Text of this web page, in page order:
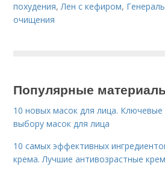
похудения,Лен с кефиром,
очищения
Популярные
10 новых масок для лица.
выбору масок для лица
10 самых эффективных
крема. Лучшие антивозрастные